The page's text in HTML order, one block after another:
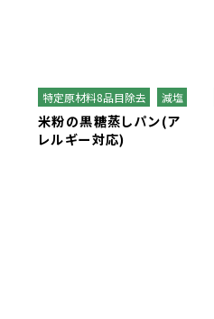
特定原材料8品目除去 減塩
米粉の黒糖蒸しパン(ア
レルギー対応)